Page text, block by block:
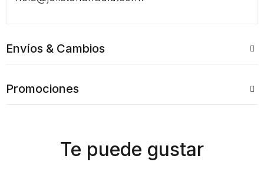
Envíos & Cambios
Promociones
Te puede gustar